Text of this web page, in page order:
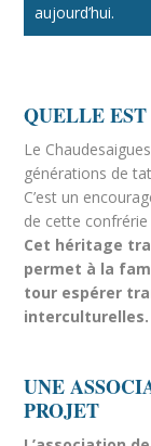
aujourd’hui.
QUELLE
Le
générations de
C’est un
de cette confrérie
Cet héritage
permet à la
tour espérer
interculturelles.
UNE
PROJET